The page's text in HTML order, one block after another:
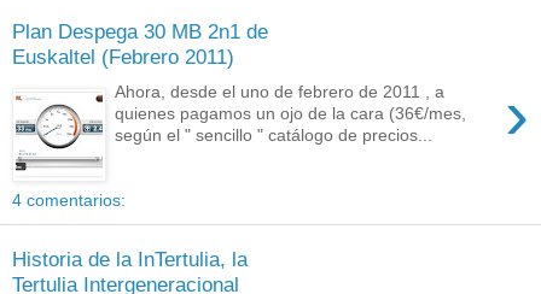
Plan Despega 30 MB 2n1 de
Euskaltel (Febrero 2011)
›
Ahora, desde el uno de febrero de 2011 , a
quienes pagamos un ojo de la cara (36€/mes,
según el " sencillo " catálogo de precios...
4 comentarios:
Historia de la InTertulia, la
Tertulia Intergeneracional